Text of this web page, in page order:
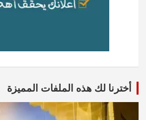
أخترنا لك هذه الملفات المميزة